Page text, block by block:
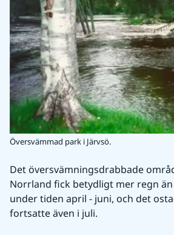
Översvämmad park i Järvsö.
Det översvämningsdrabbade
Norrland fick betydligt mer regn
under tiden april - juni, och det
fortsatte även i juli.